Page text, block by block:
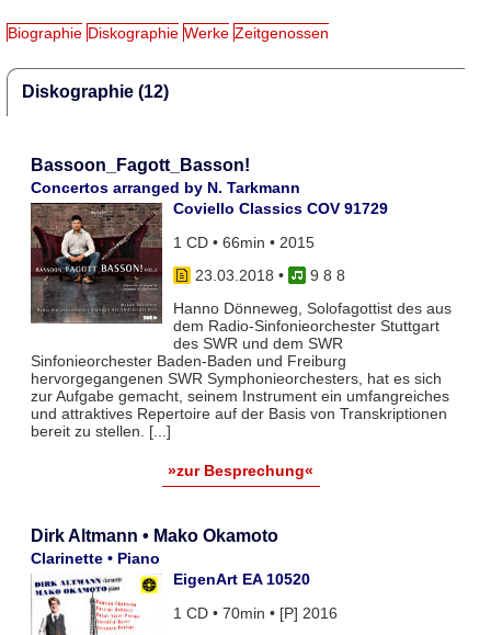
Biographie Diskographie Werke Zeitgenossen
Diskographie (12)
Bassoon_Fagott_Basson!
Concertos arranged by N. Tarkmann
Coviello Classics COV 91729
1 CD • 66min • 2015
23.03.2018 •
9 8 8
Hanno Dönneweg, Solofagottist des aus
dem Radio-Sinfonieorchester Stuttgart
des SWR und dem SWR
Sinfonieorchester Baden-Baden und Freiburg
hervorgegangenen SWR Symphonieorchesters, hat es sich
zur Aufgabe gemacht, seinem Instrument ein umfangreiches
und attraktives Repertoire auf der Basis von Transkriptionen
bereit zu stellen. [...]
»zur Besprechung«
Dirk Altmann • Mako Okamoto
Clarinette • Piano
EigenArt EA 10520
1 CD • 70min • [P] 2016